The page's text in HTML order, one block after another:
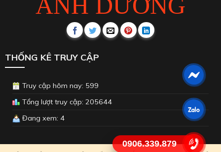
THỐNG KÊ TRUY CẬP
Truy cập hôm nay: 599
Tổng lượt truy cập: 205644
Đang xem: 4
0906.339.879